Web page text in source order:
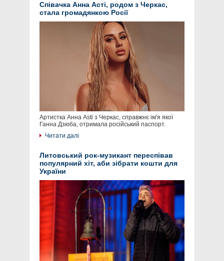
Співачка Анна Асті, родом з Черкас,
стала громадянкою Росії
Артистка Анна Asti з Черкас, справжнє ім'я якої
Ганна Дзюба, отримала російський паспорт.
Читати далі
Литовський рок-музикант переспівав
популярний хіт, аби зібрати кошти для
України